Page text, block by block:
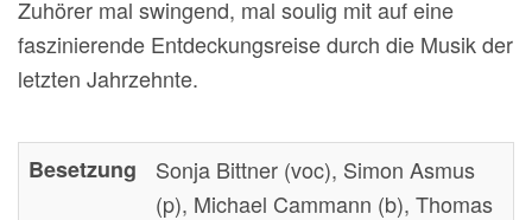
Zuhörer mal swingend, mal soulig mit auf eine
faszinierende Entdeckungsreise durch die Musik der
letzten Jahrzehnte.
Besetzung
Sonja Bittner (voc), Simon Asmus
(p), Michael Cammann (b), Thomas